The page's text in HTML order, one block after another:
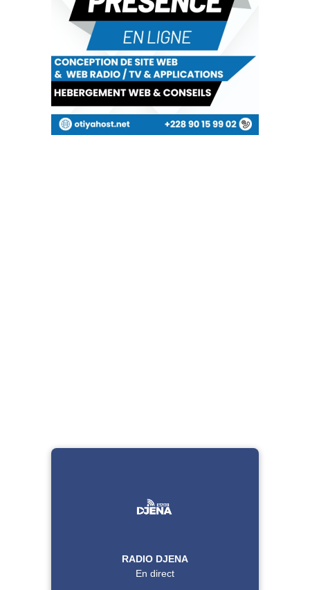
RADIO DJENA
En direct